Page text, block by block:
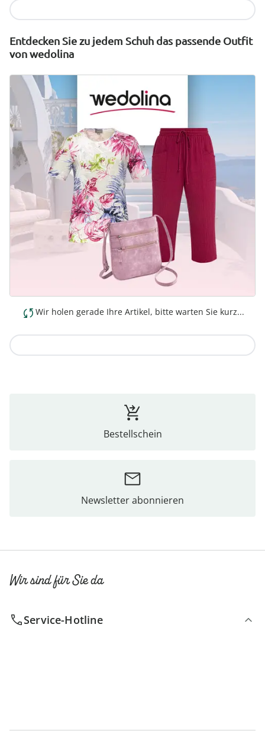
Entdecken Sie zu jedem Schuh das passende Outfit
von wedolina
Wir holen gerade Ihre Artikel, bitte warten Sie kurz...
Bestellschein
Newsletter abonnieren
Wir sind für Sie da
Service-Hotline